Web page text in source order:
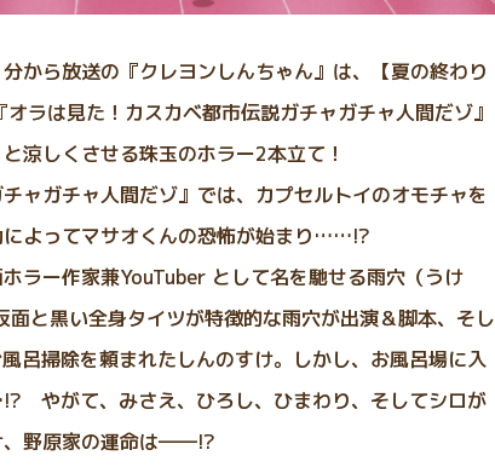
から放送の『クレヨンしんちゃん』は、【夏の終わり
ラは見た！カスカベ都市伝説ガチャガチャ人間だゾ』
涼しくさせる珠玉のホラー2本立て！
ャガチャ人間だゾ』では、カプセルトイのオモチャを
よってマサオくんの恐怖が始まり……!?
ラー作家兼YouTuber として名を馳せる雨穴（うけ
と黒い全身タイツが特徴的な雨穴が出演＆脚本、そし
呂掃除を頼まれたしんのすけ。しかし、お風呂場に入
やがて、みさえ、ひろし、ひまわり、そしてシロが
、野原家の運命は――!?